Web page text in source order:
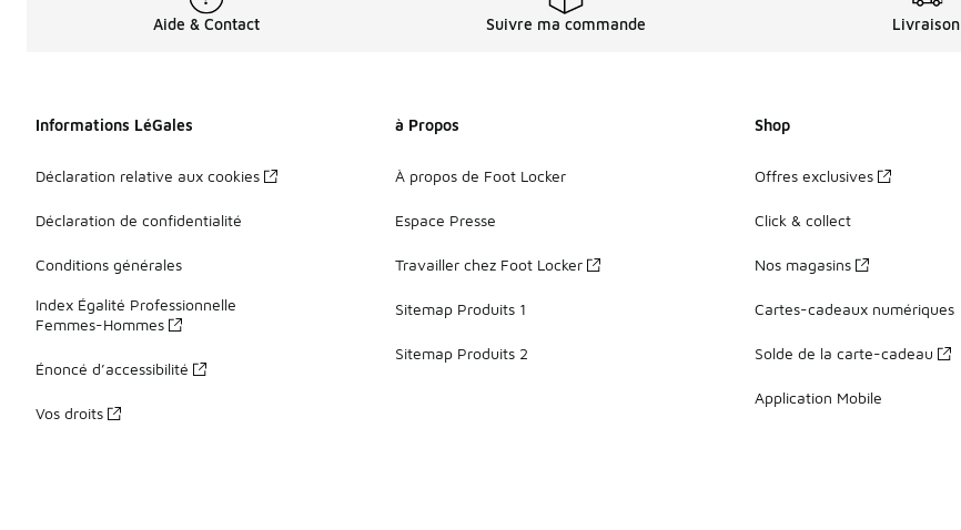
Aide & Contact Suivre ma commande Livraison
Informations LéGales
Déclaration relative aux cookies
Déclaration de confidentialité
Conditions générales
Index Égalité Professionnelle
Femmes-Hommes
Énoncé d’accessibilité
Vos droits
à Propos
À propos de Foot Locker
Espace Presse
Travailler chez Foot Locker
Sitemap Produits 1
Sitemap Produits 2
Shop
Offres exclusives
Click & collect
Nos magasins
Cartes-cadeaux numériques
Solde de la carte-cadeau
Application Mobile